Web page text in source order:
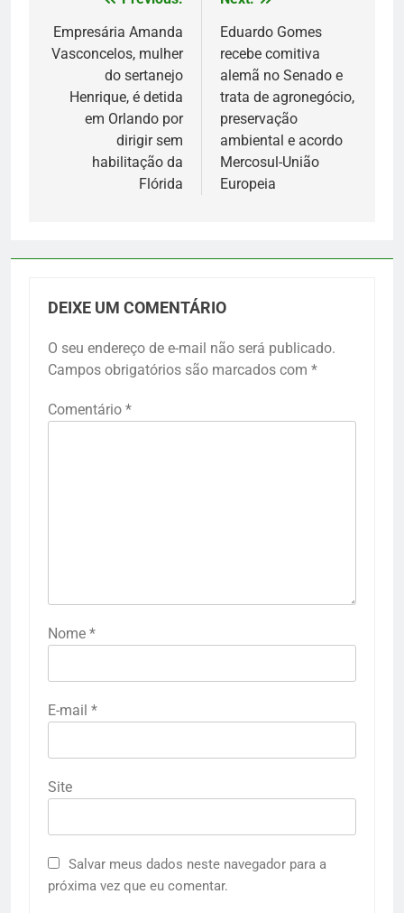
de
Empresária Amanda
Vasconcelos, mulher
do sertanejo
Henrique, é detida
em Orlando por
dirigir sem
habilitação da
Flórida
Eduardo Gomes
recebe comitiva
alemã no Senado e
trata de agronegócio,
preservação
ambiental e acordo
Mercosul-União
Europeia
DEIXE UM COMENTÁRIO
O seu endereço de e-mail não será publicado.
Campos obrigatórios são marcados com *
Comentário *
Nome *
E-mail *
Site
Salvar meus dados neste navegador para a
próxima vez que eu comentar.